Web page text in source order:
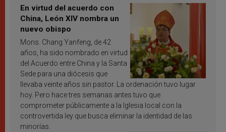
En virtud del acuerdo con
China, León XIV nombra un
nuevo obispo
Mons. Chang Yanfeng, de 42
años, ha sido nombrado en virtud
del Acuerdo entre China y la Santa
Sede para una diócesis que
llevaba veinte años sin pastor. La ordenación tuvo lugar
hoy. Pero hace tres semanas antes tuvo que
comprometer públicamente a la Iglesia local con la
controvertida ley que busca eliminar la identidad de las
minorías.